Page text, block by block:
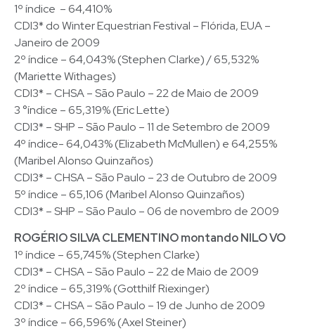
1º índice – 64,410%
CDI3* do Winter Equestrian Festival – Flórida, EUA –
Janeiro de 2009
2º índice – 64,043% (Stephen Clarke) / 65,532%
(Mariette Withages)
CDI3* – CHSA – São Paulo – 22 de Maio de 2009
3 °índice – 65,319% (Eric Lette)
CDI3* – SHP – São Paulo – 11 de Setembro de 2009
4º índice- 64,043% (Elizabeth McMullen) e 64,255%
(Maribel Alonso Quinzaños)
CDI3* – CHSA – São Paulo – 23 de Outubro de 2009
5º índice – 65,106 (Maribel Alonso Quinzaños)
CDI3* – SHP – São Paulo – 06 de novembro de 2009
ROGÉRIO SILVA CLEMENTINO montando NILO VO
1º índice – 65,745% (Stephen Clarke)
CDI3* – CHSA – São Paulo – 22 de Maio de 2009
2º índice – 65,319% (Gotthilf Riexinger)
CDI3* – CHSA – São Paulo – 19 de Junho de 2009
3º índice – 66,596% (Axel Steiner)